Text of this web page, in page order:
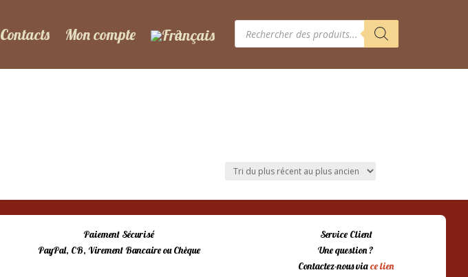
Contacts Mon compte
Recherche
produits
Paiement Sécurisé
PayPal, CB, Virement Bancaire ou Chèque
Service Client
Une question ?
Contactez-nous viace lien